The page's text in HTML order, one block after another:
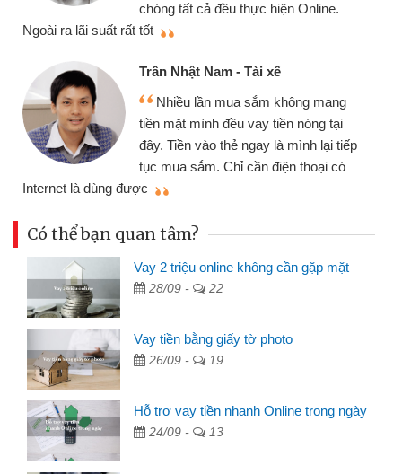
chóng tất cả đều thực hiện Online.
Ngoài ra lãi suất rất tốt
Trần Nhật Nam - Tài xế
Nhiều lần mua sắm không mang
tiền mặt mình đều vay tiền nóng tại
đây. Tiền vào thẻ ngay là mình lại tiếp
tục mua sắm. Chỉ cần điện thoại có
Internet là dùng được
Có thể bạn quan tâm?
Vay 2 triệu online không cần gặp mặt
28/09 - 22
Vay tiền bằng giấy tờ photo
26/09 - 19
Hỗ trợ vay tiền nhanh Online trong ngày
24/09 - 13